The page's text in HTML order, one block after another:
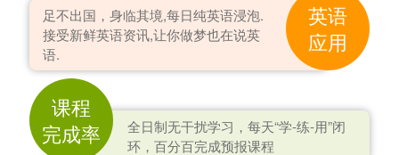
英语
应用
足不出国，身临其境,每日纯英语浸泡.
接受新鲜英语资讯,让你做梦也在说英
语.
课程
完成率
全日制无干扰学习，每天“学-练-用”闭
环，百分百完成预报课程